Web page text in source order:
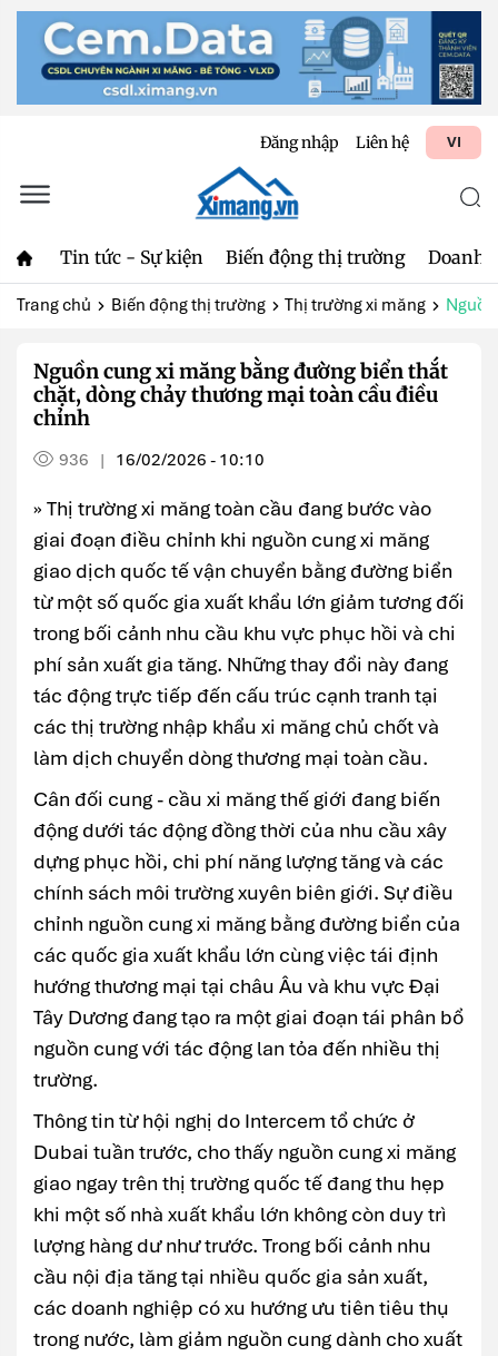
Đăng nhập Liên hệ VI
Tin tức - Sự kiện Biến động thị trường Doanh
Trang chủ Biến động thị trường Thị trường xi măng
Nguồn cung xi măng bằng đường biển thắt
chặt, dòng chảy thương mại toàn cầu điều
chỉnh
936 | 16/02/2026 - 10:10
» Thị trường xi măng toàn cầu đang bước vào
giai đoạn điều chỉnh khi nguồn cung xi măng
giao dịch quốc tế vận chuyển bằng đường biển
từ một số quốc gia xuất khẩu lớn giảm tương đối
trong bối cảnh nhu cầu khu vực phục hồi và chi
phí sản xuất gia tăng. Những thay đổi này đang
tác động trực tiếp đến cấu trúc cạnh tranh tại
các thị trường nhập khẩu xi măng chủ chốt và
làm dịch chuyển dòng thương mại toàn cầu.
Cân đối cung - cầu xi măng thế giới đang biến
động dưới tác động đồng thời của nhu cầu xây
dựng phục hồi, chi phí năng lượng tăng và các
chính sách môi trường xuyên biên giới. Sự điều
chỉnh nguồn cung xi măng bằng đường biển của
các quốc gia xuất khẩu lớn cùng việc tái định
hướng thương mại tại châu Âu và khu vực Đại
Tây Dương đang tạo ra một giai đoạn tái phân bổ
nguồn cung với tác động lan tỏa đến nhiều thị
trường.
Thông tin từ hội nghị do Intercem tổ chức ở
Dubai tuần trước, cho thấy nguồn cung xi măng
giao ngay trên thị trường quốc tế đang thu hẹp
khi một số nhà xuất khẩu lớn không còn duy trì
lượng hàng dư như trước. Trong bối cảnh nhu
cầu nội địa tăng tại nhiều quốc gia sản xuất,
các doanh nghiệp có xu hướng ưu tiên tiêu thụ
trong nước, làm giảm nguồn cung dành cho xuất